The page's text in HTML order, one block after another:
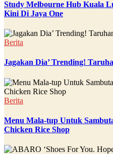
Study Melbourne Hub Kuala
Kini Di Jaya One
Berita
Jagakan Dia’ Trending!
Berita
Menu Mala-tup Untuk
Chicken Rice Shop